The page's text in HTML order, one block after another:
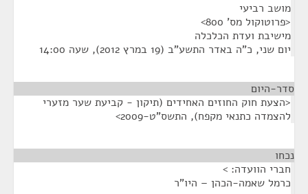
מושב רביעי
<פרוטוקול מס' 800>
מישיבת ועדת הכלכלה
יום שני, כ"ה באדר התשע"ב (19 במרץ 2012), שעה 14:00
סדר-היום
<הצעת חוק החוזים האחידים (תיקון - קביעת שער מזערי
להצמדה כתנאי מקפח), התשס"ט-2009>
נכחו
חברי הוועדה: >
כרמל שאמה-הכהן – היו"ר